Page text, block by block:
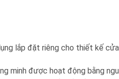
lắp đặt riêng cho thiết kế
minh được hoạt động bằng